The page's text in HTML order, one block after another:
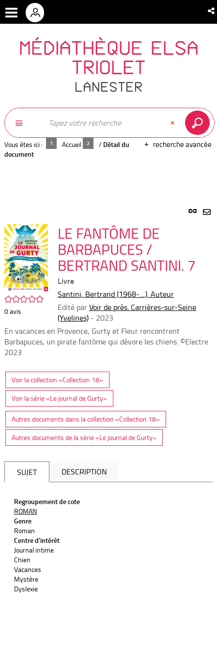
MÉDIATHÈQUE ELSA
TRIOLET
LANESTER
recherche avancée
Vous êtes ici : Accueil / Détail du
document
Lien
/5
0avis
LE FANTÔME DE
BARBAPUCES /
BERTRAND SANTINI. 7
Livre
Santini, Bertrand (1968-....). Auteur
Edité parVoir de près. Carrières-sur-Seine
(Yvelines) - 2023
En vacances en Provence, Gurty et Fleur rencontrent
Barbapuces, un pirate fantôme qui dévore les chiens. ©Electre
2023
Voir la collection «Collection 18»
Voir la série «Le journal de Gurty»
Autres documents dans la collection «Collection 18»
Autres documents de la série «Le journal de Gurty»
SUJET DESCRIPTION
Regroupement de cote
ROMAN
Genre
Roman
Centre d'intérêt
Journal intime
Chien
Vacances
Mystère
Dyslexie